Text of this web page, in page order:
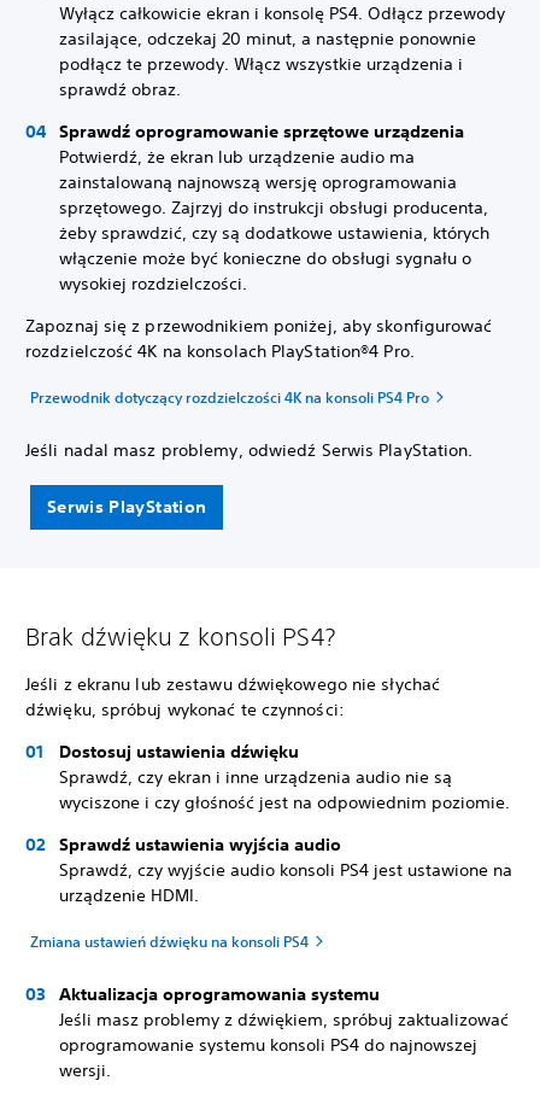
Wyłącz całkowicie ekran i konsolę PS4. Odłącz przewody
zasilające, odczekaj 20 minut, a następnie ponownie
podłącz te przewody. Włącz wszystkie urządzenia i
sprawdź obraz.
Sprawdź oprogramowanie sprzętowe urządzenia
Potwierdź, że ekran lub urządzenie audio ma
zainstalowaną najnowszą wersję oprogramowania
sprzętowego. Zajrzyj do instrukcji obsługi producenta,
żeby sprawdzić, czy są dodatkowe ustawienia, których
włączenie może być konieczne do obsługi sygnału o
wysokiej rozdzielczości.
Zapoznaj się z przewodnikiem poniżej, aby skonfigurować
rozdzielczość 4K na konsolach PlayStation®4 Pro.
Przewodnik dotyczący rozdzielczości 4K na konsoli PS4 Pro
Jeśli nadal masz problemy, odwiedź Serwis PlayStation.
Serwis PlayStation
Brak dźwięku z konsoli PS4?
Jeśli z ekranu lub zestawu dźwiękowego nie słychać
dźwięku, spróbuj wykonać te czynności:
Dostosuj ustawienia dźwięku
Sprawdź, czy ekran i inne urządzenia audio nie są
wyciszone i czy głośność jest na odpowiednim poziomie.
Sprawdź ustawienia wyjścia audio
Sprawdź, czy wyjście audio konsoli PS4 jest ustawione na
urządzenie HDMI.
Zmiana ustawień dźwięku na konsoli PS4
Aktualizacja oprogramowania systemu
Jeśli masz problemy z dźwiękiem, spróbuj zaktualizować
oprogramowanie systemu konsoli PS4 do najnowszej
wersji.